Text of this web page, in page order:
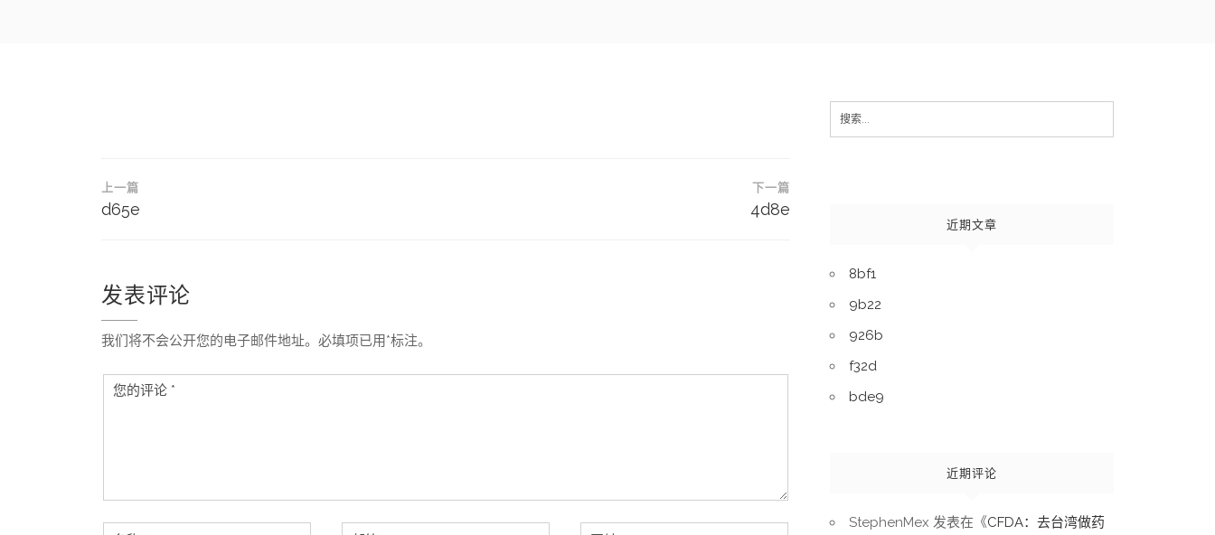
文
章
航
上一篇
d65e
下一篇
4d8e
发表评论
我们将不会公开您的电子邮件地址。必填项已用*标注。
Search
for:
近期文章
8bf1
9b22
926b
f32d
bde9
近期评论
StephenMex 发表在《CFDA：去台湾做药